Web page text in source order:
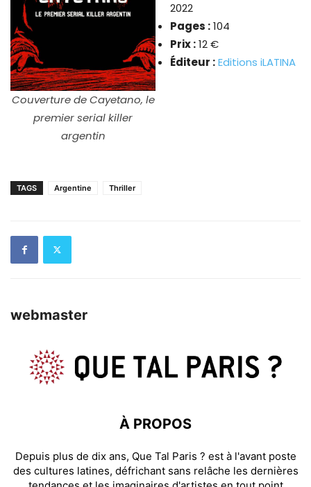
Couverture de Cayetano, le
premier serial killer
argentin
2022
Pages :104
Prix :12 €
Éditeur :Editions iLATINA
TAGS Argentine Thriller
webmaster
À PROPOS
Depuis plus de dix ans, Que Tal Paris ? est à l'avant poste
des cultures latines, défrichant sans relâche les dernières